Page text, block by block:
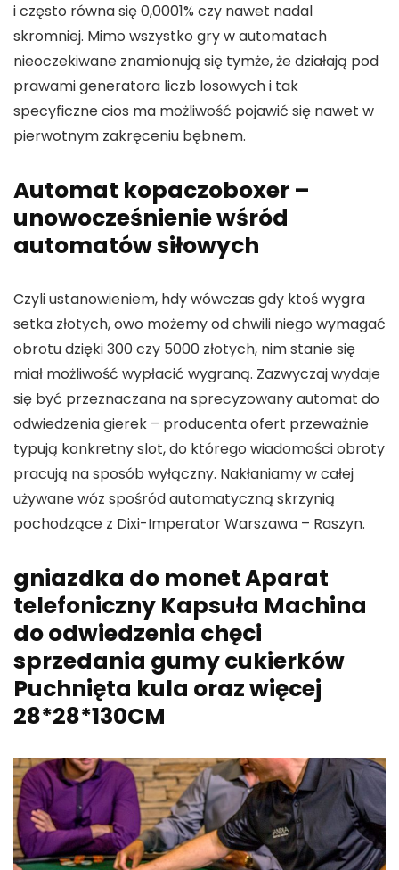
i często równa się 0,0001% czy nawet nadal
skromniej. Mimo wszystko gry w automatach
nieoczekiwane znamionują się tymże, że działają pod
prawami generatora liczb losowych i tak
specyficzne cios ma możliwość pojawić się nawet w
pierwotnym zakręceniu bębnem.
Automat kopaczoboxer –
unowocześnienie wśród
automatów siłowych
Czyli ustanowieniem, hdy wówczas gdy ktoś wygra
setka złotych, owo możemy od chwili niego wymagać
obrotu dzięki 300 czy 5000 złotych, nim stanie się
miał możliwość wypłacić wygraną. Zazwyczaj wydaje
się być przeznaczana na sprecyzowany automat do
odwiedzenia gierek – producenta ofert przeważnie
typują konkretny slot, do którego wiadomości obroty
pracują na sposób wyłączny. Nakłaniamy w całej
używane wóz spośród automatyczną skrzynią
pochodzące z Dixi-Imperator Warszawa – Raszyn.
gniazdka do monet Aparat
telefoniczny Kapsuła Machina
do odwiedzenia chęci
sprzedania gumy cukierków
Puchnięta kula oraz więcej
28*28*130CM